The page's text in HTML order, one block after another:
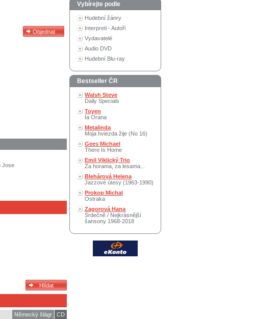
Jose
CD
Německý šlágr
Vybírejte podle
Hudební žánry
Interpreti - Autoři
Vydavatelé
Audio DVD
Hudební Blu-ray
Bestseller ČR
Walsh Steve
Daily Specials
Toyen
Ia Orana
Metalinda
Moja hviezda žije (No 16)
Gees Michael
There Is Home
Emil Viklický Trio
Za horama, za lesama...
Blehárová Helena
Jazzové útesy (1963-1990)
Prokop Michal
Ostraka
Zagorová Hana
Srdečně / Nejkrásnější
šansony 1968-2018